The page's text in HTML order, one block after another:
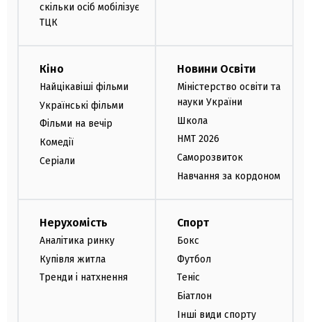
скільки осіб мобілізує
ТЦК
Кіно
Найцікавіші фільми
Українські фільми
Фільми на вечір
Комедії
Серіали
Новини Освіти
Міністерство освіти та
науки України
Школа
НМТ 2026
Саморозвиток
Навчання за кордоном
Нерухомість
Аналітика ринку
Купівля житла
Тренди і натхнення
Спорт
Бокс
Футбол
Теніс
Біатлон
Інші види спорту